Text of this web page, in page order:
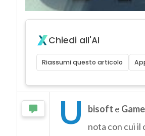
Chiedi all'AI
Riassumi questo articolo
U bisoft e
nota con cui il